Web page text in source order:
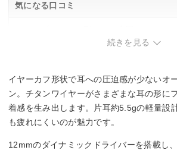
マルチポイント対応
気になる口コミ
所での使用は注意が必要。続きを見る
イヤーカフ形状で耳への圧迫感が少ないオ
ン。チタンワイヤーがさまざまな耳の形に
着感を生み出します。片耳約5.5gの軽量設
も疲れにくいのが魅力です。
12mmのダイナミックドライバーを搭載し